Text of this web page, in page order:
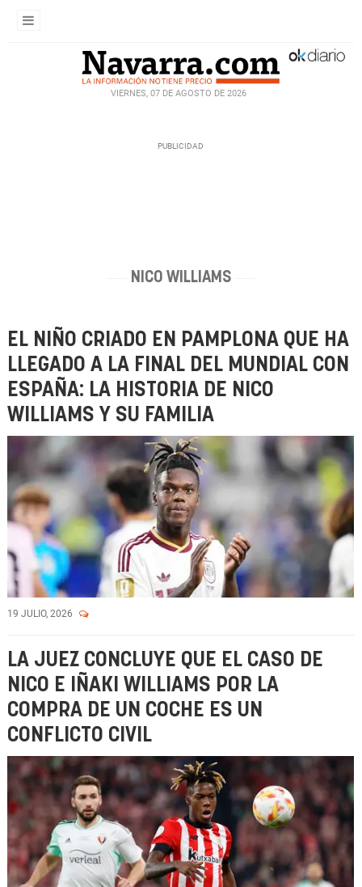
VIERNES, 07 DE AGOSTO DE 2026
NICO WILLIAMS
EL NIÑO CRIADO EN PAMPLONA QUE HA
LLEGADO A LA FINAL DEL MUNDIAL CON
ESPAÑA: LA HISTORIA DE NICO
WILLIAMS Y SU FAMILIA
19 JULIO, 2026
LA JUEZ CONCLUYE QUE EL CASO DE
NICO E IÑAKI WILLIAMS POR LA
COMPRA DE UN COCHE ES UN
CONFLICTO CIVIL